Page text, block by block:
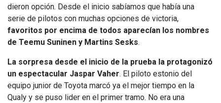
dieron opción. Desde el inicio sabíamos que había una
serie de pilotos con muchas opciones de victoria,
favoritos por encima de todos aparecían los nombres
de Teemu Suninen y Martins Sesks.
La sorpresa desde el inicio de la prueba la protagonizó
un espectacular Jaspar Vaher. El piloto estonio del
equipo junior de Toyota marcó ya el mejor tiempo en la
Qualy y se puso lider en el primer tramo. No era una